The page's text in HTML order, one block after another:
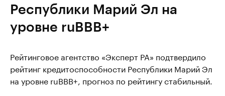
Республики Марий Эл на
уровне ruBBB+
Рейтинговое агентство «Эксперт РА» подтвердило
рейтинг кредитоспособности Республики Марий Эл
на уровне ruBBB+, прогноз по рейтингу стабильный.